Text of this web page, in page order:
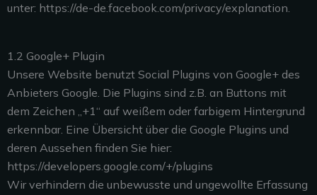
unter: https://de-de.facebook.com/privacy/explanation.
1.2 Google+ Plugin
Unsere Website benutzt Social Plugins von Google+ des
Anbieters Google. Die Plugins sind z.B. an Buttons mit
dem Zeichen „+1“ auf weißem oder farbigem Hintergrund
erkennbar. Eine Übersicht über die Google Plugins und
deren Aussehen finden Sie hier:
https://developers.google.com/+/plugins
Wir verhindern die unbewusste und ungewollte Erfassung